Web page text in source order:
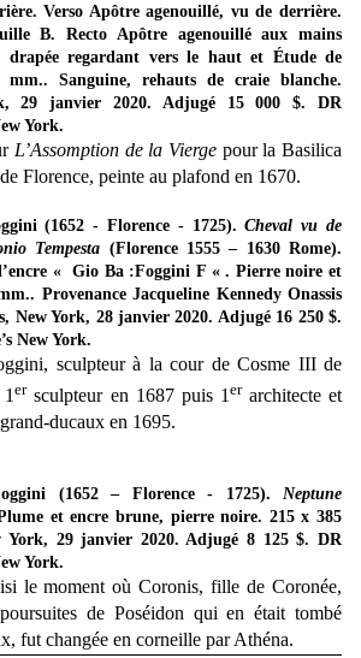
Verso Apôtre agenouillé, vu de derrière.
B. Recto Apôtre agenouillé aux mains
drapée regardant vers le haut et Étude de
Sanguine, rehauts de craie blanche.
29 janvier 2020. Adjugé 15 000 $. DR
York.
L’Assomption de la Viergepour la Basilica
Florence, peinte au plafond en 1670.
(1652 - Florence - 1725).Cheval vu de
Tempesta (Florence 1555 – 1630 Rome).
« Gio Ba :Foggini F « . Pierre noire et
Provenance Jacqueline Kennedy Onassis
New York, 28 janvier 2020. Adjugé 16 250 $.
New York.
sculpteur à la cour de Cosme III de
1ersculpteur en 1687 puis 1 erarchitecte et
ducaux en 1695.
(1652 – Florence - 1725). Neptune
et encre brune, pierre noire. 215 x 385
York, 29 janvier 2020. Adjugé 8 125 $. DR
York.
le moment où Coronis, fille de Coronée,
de Poséidon qui en était tombé
fut changée en corneille par Athéna.